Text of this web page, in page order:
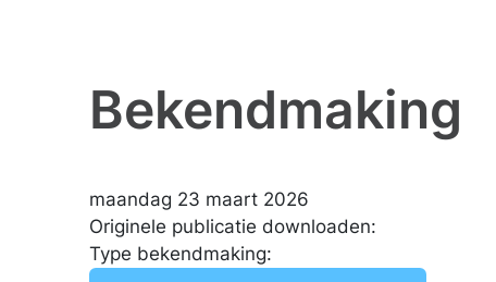
Bekendmaking
maandag 23 maart 2026
Originele publicatie downloaden:
Type bekendmaking: